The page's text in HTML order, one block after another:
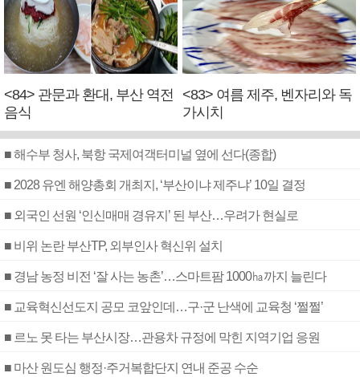
<84> 관문과 환대, 부산 역전
음식
<83> 여름 제주, 벤자리와 독
가시치
■ 해수부 청사, 북항 국제여객터미널 옆에 선다(종합)
■ 2028 유엔 해양총회 개최지, ‘부산이냐 제주냐’ 10일 결정
■ 외국인 선원 ‘인신매매 경유지’ 된 부산…우려가 현실로
■ 비위 논란 부산TP, 외부인사 혁신위 설치
■ 경남 농정 비전 ‘잘 사는 농촌’…스마트팜 1000㏊까지 늘린다
■ 교육혁신선도지 공모 코앞인데…구·군 난색에 교육청 ‘쩔쩔’
■ 르노 못 타는 부산시장…관용차 규정에 막힌 지역기업 응원
■ 마산 원도심 행정·주거복합단지 연내 준공 수순